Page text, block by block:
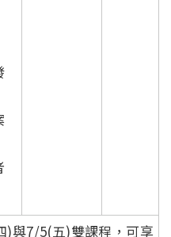
與7/5(五)雙課程，可享